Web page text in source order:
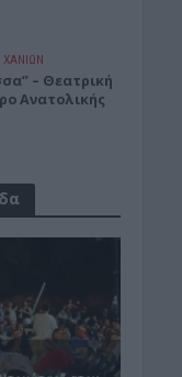
– Θεατρική
Ανατολικής